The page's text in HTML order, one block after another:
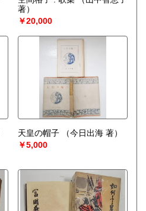
著）
￥20,000
天皇の帽子
（今日出海 著）
￥5,000